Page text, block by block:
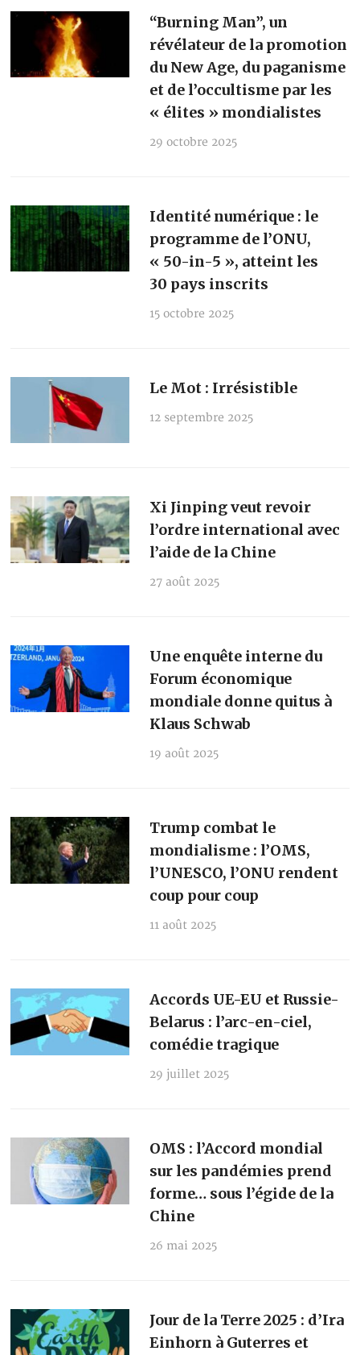
“Burning Man”, un
révélateur de la promotion
du New Age, du paganisme
et de l’occultisme par les
« élites » mondialistes
29 octobre 2025
Identité numérique : le
programme de l’ONU,
« 50-in-5 », atteint les
30 pays inscrits
15 octobre 2025
Le Mot : Irrésistible
12 septembre 2025
Xi Jinping veut revoir
l’ordre international avec
l’aide de la Chine
27 août 2025
Une enquête interne du
Forum économique
mondiale donne quitus à
Klaus Schwab
19 août 2025
Trump combat le
mondialisme : l’OMS,
l’UNESCO, l’ONU rendent
coup pour coup
11 août 2025
Accords UE-EU et Russie-
Belarus : l’arc-en-ciel,
comédie tragique
29 juillet 2025
OMS : l’Accord mondial
sur les pandémies prend
forme… sous l’égide de la
Chine
26 mai 2025
Jour de la Terre 2025 : d’Ira
Einhorn à Guterres et